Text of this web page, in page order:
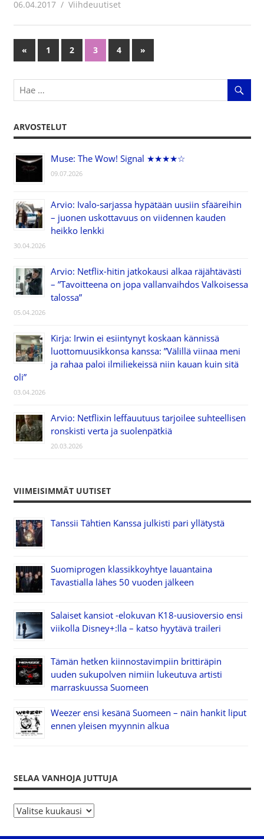
06.04.2017 Juha Kaunisto
Viihdeuutiset
Artikkelien
selaus
« Previous
Posts
1 2 3 4
Next
Posts
»
ARVOSTELUT
Muse: The Wow! Signal ★★★★☆
09.07.2026
Arvio: Ivalo-sarjassa hypätään uusiin sfääreihin
– juonen uskottavuus on viidennen kauden
heikko lenkki
30.04.2026
Arvio: Netflix-hitin jatkokausi alkaa räjähtävästi
– ”Tavoitteena on jopa vallanvaihdos Valkoisessa
talossa”
05.04.2026
Kirja: Irwin ei esiintynyt koskaan kännissä
luottomuusikkonsa kanssa: ”Välillä viinaa meni
ja rahaa paloi ilmiliekeissä niin kauan kuin sitä
oli”
03.04.2026
Arvio: Netflixin leffauutuus tarjoilee suhteellisen
ronskisti verta ja suolenpätkiä
20.03.2026
VIIMEISIMMÄT UUTISET
Tanssii Tähtien Kanssa julkisti pari yllätystä
Suomiprogen klassikkoyhtye lauantaina
Tavastialla lähes 50 vuoden jälkeen
Salaiset kansiot -elokuvan K18-uusioversio ensi
viikolla Disney+:lla – katso hyytävä traileri
Tämän hetken kiinnostavimpiin brittiräpin
uuden sukupolven nimiin lukeutuva artisti
marraskuussa Suomeen
Weezer ensi kesänä Suomeen – näin hankit liput
ennen yleisen myynnin alkua
SELAA VANHOJA JUTTUJA
S